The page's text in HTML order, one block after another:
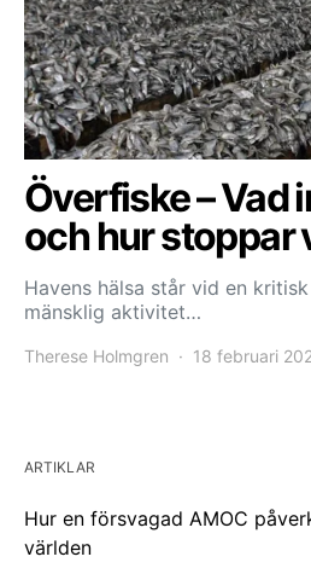
Överfiske – Vad
och hur stoppar
Havens hälsa står vid en
mänsklig aktivitet…
Therese Holmgren 18 februari
ARTIKLAR
Hur en försvagad AMOC
världen